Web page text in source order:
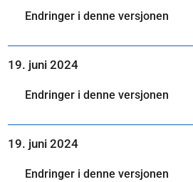
Endringer i denne versjonen
19. juni 2024
Endringer i denne versjonen
19. juni 2024
Endringer i denne versjonen